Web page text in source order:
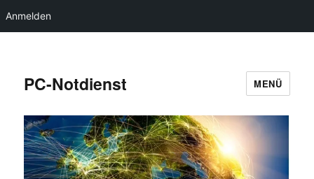
Anmelden
PC-Notdienst MENÜ